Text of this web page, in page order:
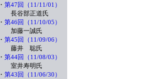
・ 第47回（11/11/01）
長谷部正道氏
・ 第46回（11/10/05）
加藤一誠氏
・ 第45回（11/09/06）
藤井 聡氏
・ 第44回（11/08/03）
室井寿明氏
・ 第43回（11/06/30）